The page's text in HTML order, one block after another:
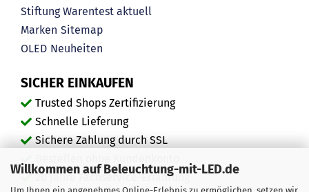
Willkommen auf Beleuchtung-mit-LED.de
Stiftung Warentest aktuell
Marken Sitemap
OLED Neuheiten
SICHER EINKAUFEN
Trusted Shops Zertifizierung
Schnelle Lieferung
Sichere Zahlung durch SSL
20 Jahre Fachservice-Erfahrung